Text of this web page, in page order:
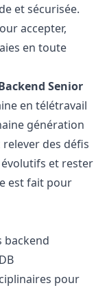
et sécurisée.
accepter,
en toute
Senior
en télétravail
génération
des défis
et rester
est fait pour
backend
pour